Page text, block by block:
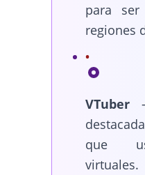
para ser
regiones
VTuber–
que